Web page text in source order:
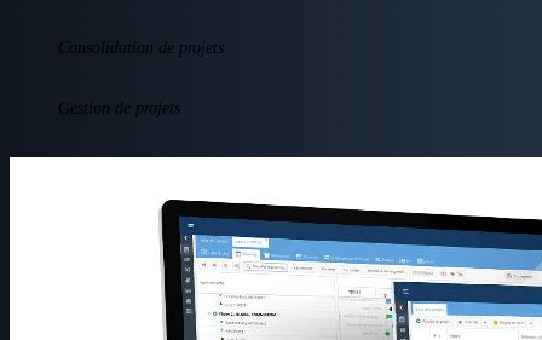
Consolidation de projets
Gestion de projets